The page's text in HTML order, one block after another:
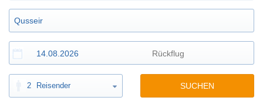
2 Reisender SUCHEN